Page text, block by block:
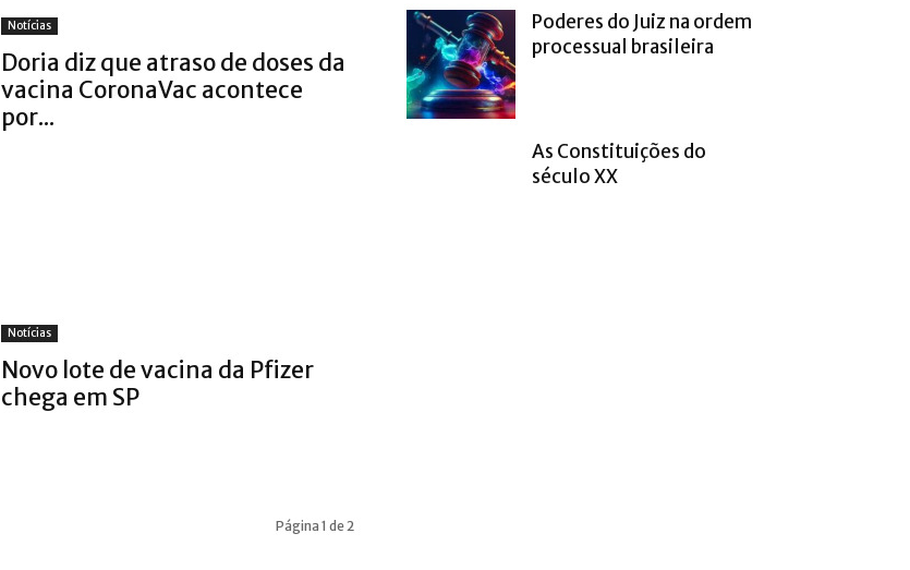
Notícias
Doria diz que atraso de doses da
vacina CoronaVac acontece
por...
Notícias
Novo lote de vacina da Pfizer
chega em SP
Página 1 de 2
Poderes do Juiz na ordem
processual brasileira
As Constituições do
século XX